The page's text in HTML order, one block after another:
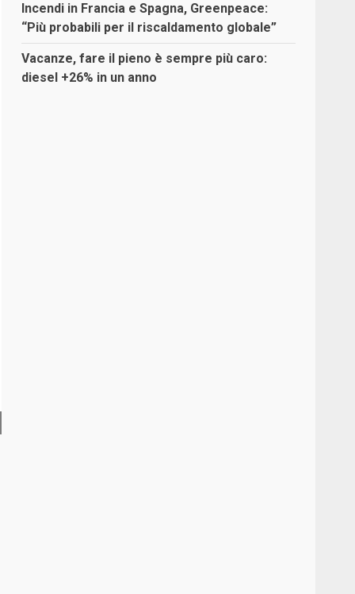
Incendi in Francia e Spagna, Greenpeace:
“Più probabili per il riscaldamento globale”
Vacanze, fare il pieno è sempre più caro:
diesel +26% in un anno